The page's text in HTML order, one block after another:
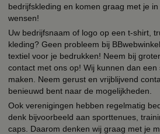
bedrijfskleding en komen graag met je
wensen!
Uw bedrijfsnaam of logo op een t-shirt,
kleding? Geen probleem bij
textiel voor je bedrukken! Neem bij
contact met ons op! Wij kunnen dan een
maken. Neem gerust en vrijblijvend
benieuwd bent naar de mogelijkheden.
Ook verenigingen hebben regelmatig
denk bijvoorbeeld aan sporttenues,
caps. Daarom denken wij graag met je